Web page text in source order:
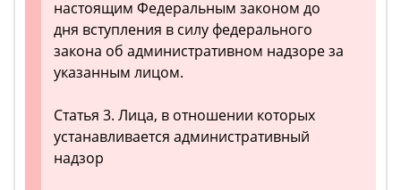
настоящим Федеральным законом до
дня вступления в силу федерального
закона об административном надзоре за
указанным лицом.
Статья 3. Лица, в отношении которых
устанавливается административный
надзор